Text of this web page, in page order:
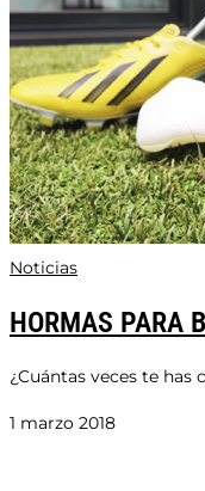
Noticias
HORMAS PARA
¿Cuántas veces te
1 marzo 2018